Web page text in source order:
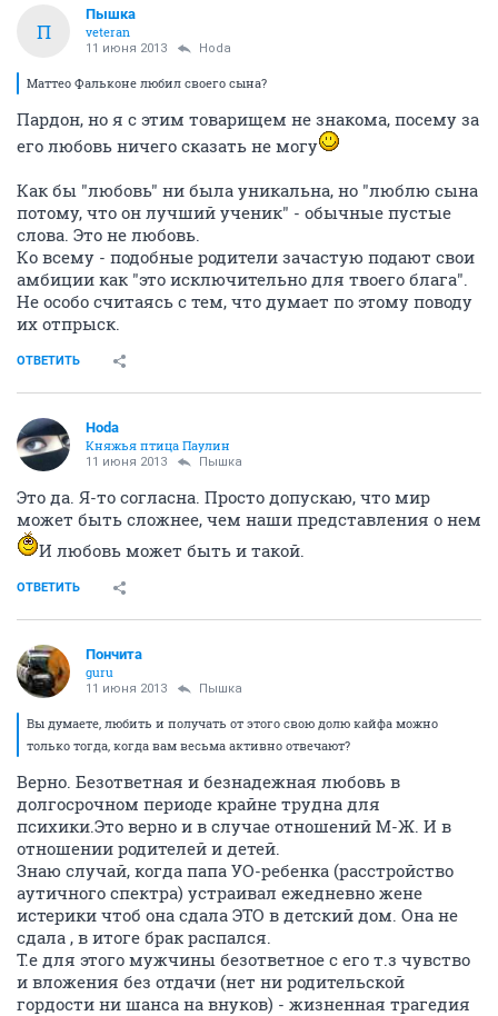
П
Пышка
veteran
11 июня 2013 Hoda
Маттео Фальконе любил своего сына?
Пардон, но я с этим товарищем не знакома, посему за
его любовь ничего сказать не могу
Как бы "любовь" ни была уникальна, но "люблю сына
потому, что он лучший ученик" - обычные пустые
слова. Это не любовь.
Ко всему - подобные родители зачастую подают свои
амбиции как "это исключительно для твоего блага".
Не особо считаясь с тем, что думает по этому поводу
их отпрыск.
ОТВЕТИТЬ
Hoda
Княжья птица Паулин
11 июня 2013 Пышка
Это да. Я-то согласна. Просто допускаю, что мир
может быть сложнее, чем наши представления о нем
И любовь может быть и такой.
ОТВЕТИТЬ
Пончита
guru
11 июня 2013 Пышка
Вы думаете, любить и получать от этого свою долю кайфа можно
только тогда, когда вам весьма активно отвечают?
Верно. Безответная и безнадежная любовь в
долгосрочном периоде крайне трудна для
психики.Это верно и в случае отношений М-Ж. И в
отношении родителей и детей.
Знаю случай, когда папа УО-ребенка (расстройство
аутичного спектра) устраивал ежедневно жене
истерики чтоб она сдала ЭТО в детский дом. Она не
сдала , в итоге брак распался.
Т.е для этого мужчины безответное с его т.з чувство
и вложения без отдачи (нет ни родительской
гордости ни шанса на внуков) - жизненная трагедия